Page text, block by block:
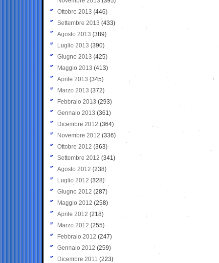
Ottobre 2013 (446)
Settembre 2013 (433)
Agosto 2013 (389)
Luglio 2013 (390)
Giugno 2013 (425)
Maggio 2013 (413)
Aprile 2013 (345)
Marzo 2013 (372)
Febbraio 2013 (293)
Gennaio 2013 (361)
Dicembre 2012 (364)
Novembre 2012 (336)
Ottobre 2012 (363)
Settembre 2012 (341)
Agosto 2012 (238)
Luglio 2012 (328)
Giugno 2012 (287)
Maggio 2012 (258)
Aprile 2012 (218)
Marzo 2012 (255)
Febbraio 2012 (247)
Gennaio 2012 (259)
Dicembre 2011 (223)